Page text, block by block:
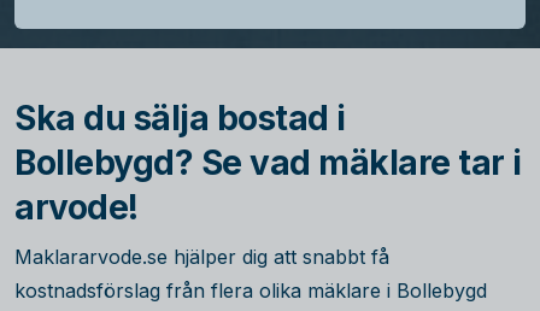
Ska du sälja bostad i
Bollebygd? Se vad mäklare tar i
arvode!
Maklararvode.se hjälper dig att snabbt få
kostnadsförslag från flera olika mäklare i Bollebygd